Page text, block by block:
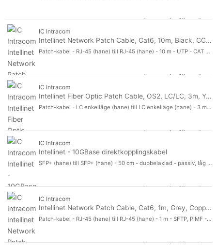
Logga in för pris
IC Intracom
Intellinet Network Patch Cable, Cat6, 10m, Black, CCA, U/UTP, PVC, RJ45, Gold Plated Contacts, Snagless, Booted, Lifetime Warranty, Polybag
Patch-kabel - RJ-45 (hane) till RJ-45 (hane) - 10 m - UTP - CAT 6 - formpressad, hakfri - svart
Logga in för pris
IC Intracom
Intellinet Fiber Optic Patch Cable, OS2, LC/LC, 3m, Yellow, Duplex, Single-Mode, 9/125 µm, LSZH, Fibre, Lifetime Warranty, Polybag
Patch-kabel - LC enkelläge (hane) till LC enkelläge (hane) - 3 m - fiberoptisk - duplex - 9 / 125 mikrometer - OS2 - halogenfri - gul
Logga in för pris
IC Intracom
Intellinet - 10GBase direktkopplingskabel
SFP+ (hane) till SFP+ (hane) - 50 cm - dubbelaxlad - passiv, låg latens, 10 Gigabit Ethernet, upp till 10 Gbps dataöverföringshastighet - svart
Logga in för pris
IC Intracom
Intellinet Network Patch Cable, Cat6, 1m, Grey, Copper, S/FTP, LSOH / LSZH, PVC, RJ45, Gold Plated Contacts, Snagless, Booted, Lifetime Warranty, Polybag
Patch-kabel - RJ-45 (hane) till RJ-45 (hane) - 1 m - SFTP, PiMF - CAT 6 - halogenfri, formpressad, hakfri - grå
Logga in för pris